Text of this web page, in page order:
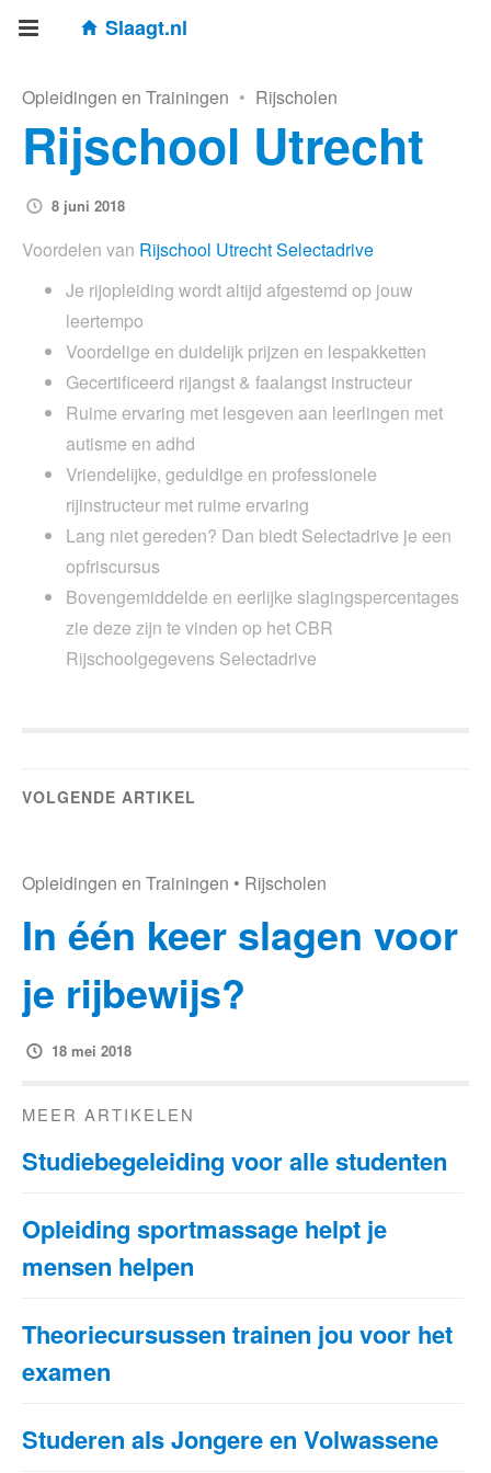
Slaagt.nl
Opleidingen en Trainingen • Rijscholen
Rijschool Utrecht
8 juni 2018
Voordelen van Rijschool Utrecht Selectadrive
Je rijopleiding wordt altijd afgestemd op jouw
leertempo
Voordelige en duidelijk prijzen en lespakketten
Gecertificeerd rijangst & faalangst instructeur
Ruime ervaring met lesgeven aan leerlingen met
autisme en adhd
Vriendelijke, geduldige en professionele
rijinstructeur met ruime ervaring
Lang niet gereden? Dan biedt Selectadrive je een
opfriscursus
Bovengemiddelde en eerlijke slagingspercentages
zie deze zijn te vinden op het CBR
Rijschoolgegevens Selectadrive
VOLGENDE ARTIKEL
Opleidingen en Trainingen • Rijscholen
In één keer slagen voor
je rijbewijs?
18 mei 2018
MEER ARTIKELEN
Studiebegeleiding voor alle studenten
Opleiding sportmassage helpt je
mensen helpen
Theoriecursussen trainen jou voor het
examen
Studeren als Jongere en Volwassene